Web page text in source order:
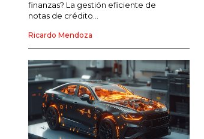
GESTIÓN DEL CAMBIO
LIDERAZGO
EMPRENDIMIENTO
PLANIFICACIÓN EMPRESARIAL
FINANZAS
finanzas? La gestión eficiente de
notas de crédito...
Ricardo Mendoza